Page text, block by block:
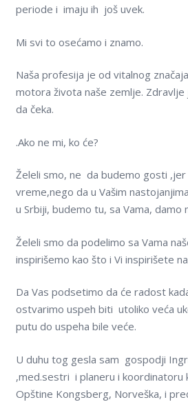
periode i imaju ih još uvek.
Mi svi to osećamo i znamo.
Naša profesija je od vitalnog
motora života naše zemlje.
da čeka.
.Ako ne mi, ko će?
Želeli smo, ne da budemo gosti
vreme,nego da u Vašim
u Srbiji, budemo tu, sa Vama, damo
Želeli smo da podelimo sa Vama
inspirišemo kao što i Vi inspirišete
Da Vas podsetimo da će radost
ostvarimo uspeh biti utoliko veća
putu do uspeha bile veće.
U duhu tog gesla sam gospodji
,med.sestri i planeru i koordinatoru
Opštine Kongsberg, Norveška, i